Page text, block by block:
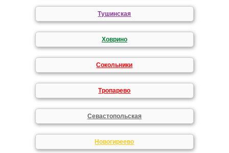
Тушинская
Ховрино
Сокольники
Тропарево
Севастопольская
Новогиреево